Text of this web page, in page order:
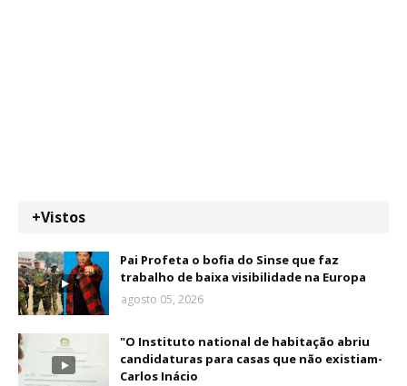
+Vistos
Pai Profeta o bofia do Sinse que faz
trabalho de baixa visibilidade na Europa
agosto 05, 2026
"O Instituto national de habitação abriu
candidaturas para casas que não existiam-
Carlos Inácio